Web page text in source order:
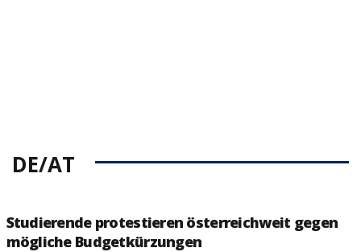
DE/AT
Studierende protestieren österreichweit gegen
mögliche Budgetkürzungen